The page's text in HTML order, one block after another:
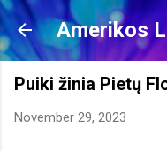
Amerikos
Puiki žinia Pietų
November 29, 2023